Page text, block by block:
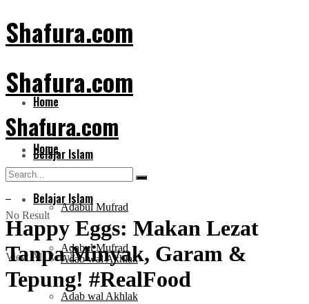
Shafura.com
Home
Belajar Islam
Adabul Mufrad
Adab wal Akhlak
Shafura.com
Home
Belajar Islam
Adabul Mufrad
Adab wal Akhlak
Shafura.com
No Result
View All Result
Happy Eggs: Makan Lezat
Tanpa Minyak, Garam &
Tepung! #RealFood